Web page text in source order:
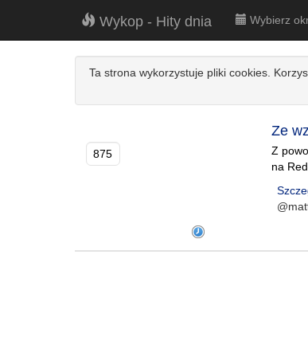
Wykop - Hity dnia Wybierz
Ta strona wykorzystuje pliki cookies.
875
Ze
Z
na